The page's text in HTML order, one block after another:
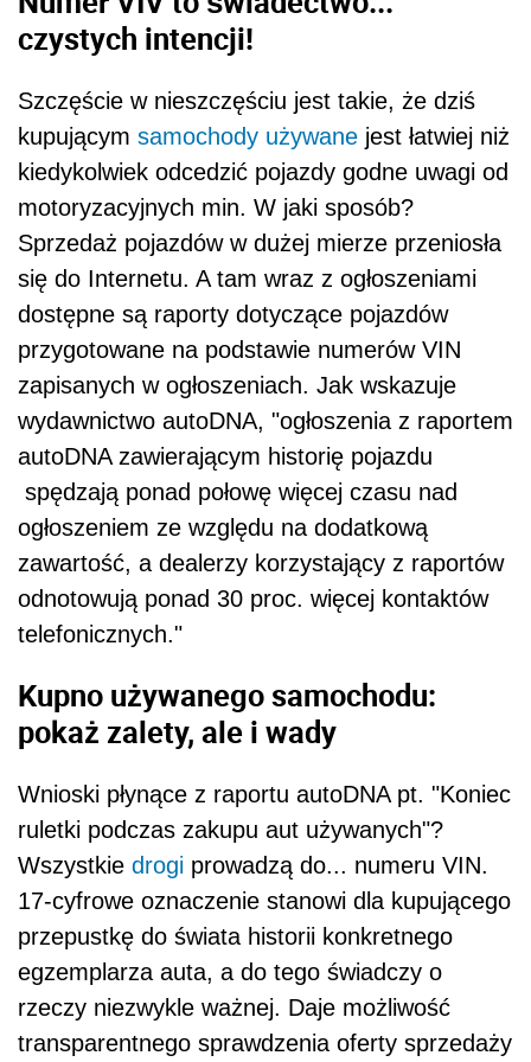
czystych intencji!
Szczęście w nieszczęściu jest takie, że dziś
kupującym samochody używane jest łatwiej niż
kiedykolwiek odcedzić pojazdy godne uwagi od
motoryzacyjnych min. W jaki sposób?
Sprzedaż pojazdów w dużej mierze przeniosła
się do Internetu. A tam wraz z ogłoszeniami
dostępne są raporty dotyczące pojazdów
przygotowane na podstawie numerów VIN
zapisanych w ogłoszeniach. Jak wskazuje
wydawnictwo autoDNA, "ogłoszenia z raportem
autoDNA zawierającym historię pojazdu
spędzają ponad połowę więcej czasu nad
ogłoszeniem ze względu na dodatkową
zawartość, a dealerzy korzystający z raportów
odnotowują ponad 30 proc. więcej kontaktów
telefonicznych."
Kupno używanego samochodu:
pokaż zalety, ale i wady
Wnioski płynące z raportu autoDNA pt. "Koniec
ruletki podczas zakupu aut używanych"?
Wszystkie drogi prowadzą do... numeru VIN.
17-cyfrowe oznaczenie stanowi dla kupującego
przepustkę do świata historii konkretnego
egzemplarza auta, a do tego świadczy o
rzeczy niezwykle ważnej. Daje możliwość
transparentnego sprawdzenia oferty sprzedaży